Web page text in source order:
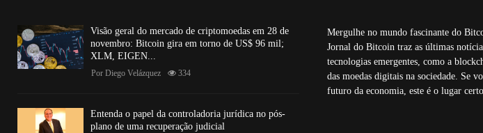
Visão geral do mercado de criptomoedas em 28 de
novembro: Bitcoin gira em torno de US$ 96 mil;
XLM, EIGEN...
Por Diego Velázquez 334
Entenda o papel da controladoria jurídica no pós-
plano de uma recuperação judicial
Mergulhe no mundo fascinante do
Jornal do Bitcoin traz as últimas
tecnologias emergentes, como a
das moedas digitais na sociedade. Se
futuro da economia, este é o lugar